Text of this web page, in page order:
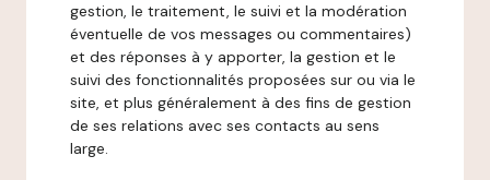
gestion, le traitement, le suivi et la modération
éventuelle de vos messages ou commentaires)
et des réponses à y apporter, la gestion et le
suivi des fonctionnalités proposées sur ou via le
site, et plus généralement à des fins de gestion
de ses relations avec ses contacts au sens
large.